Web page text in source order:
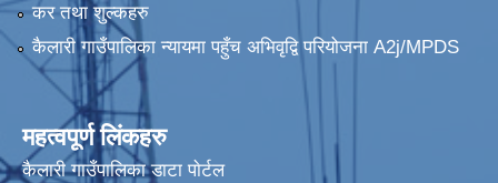
कर तथा शुल्कहरु
कैलारी गाउँपालिका न्यायमा पहुँच अभिवृद्वि परियोजना A2j/MPDS
महत्वपूर्ण लिंकहरु
कैलारी गाउँपालिका डाटा पाेर्टल